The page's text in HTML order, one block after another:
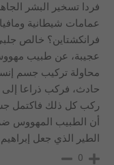
فردا تسخير البشر
عمامات شيطانية
عجيبة، عن طبيب
محاولة تركيب جسم
حادث، فركب ذراعا
ركب كل ذلك فاكتمل
أن الطبيب المهووس
الطير الذي جعل
0